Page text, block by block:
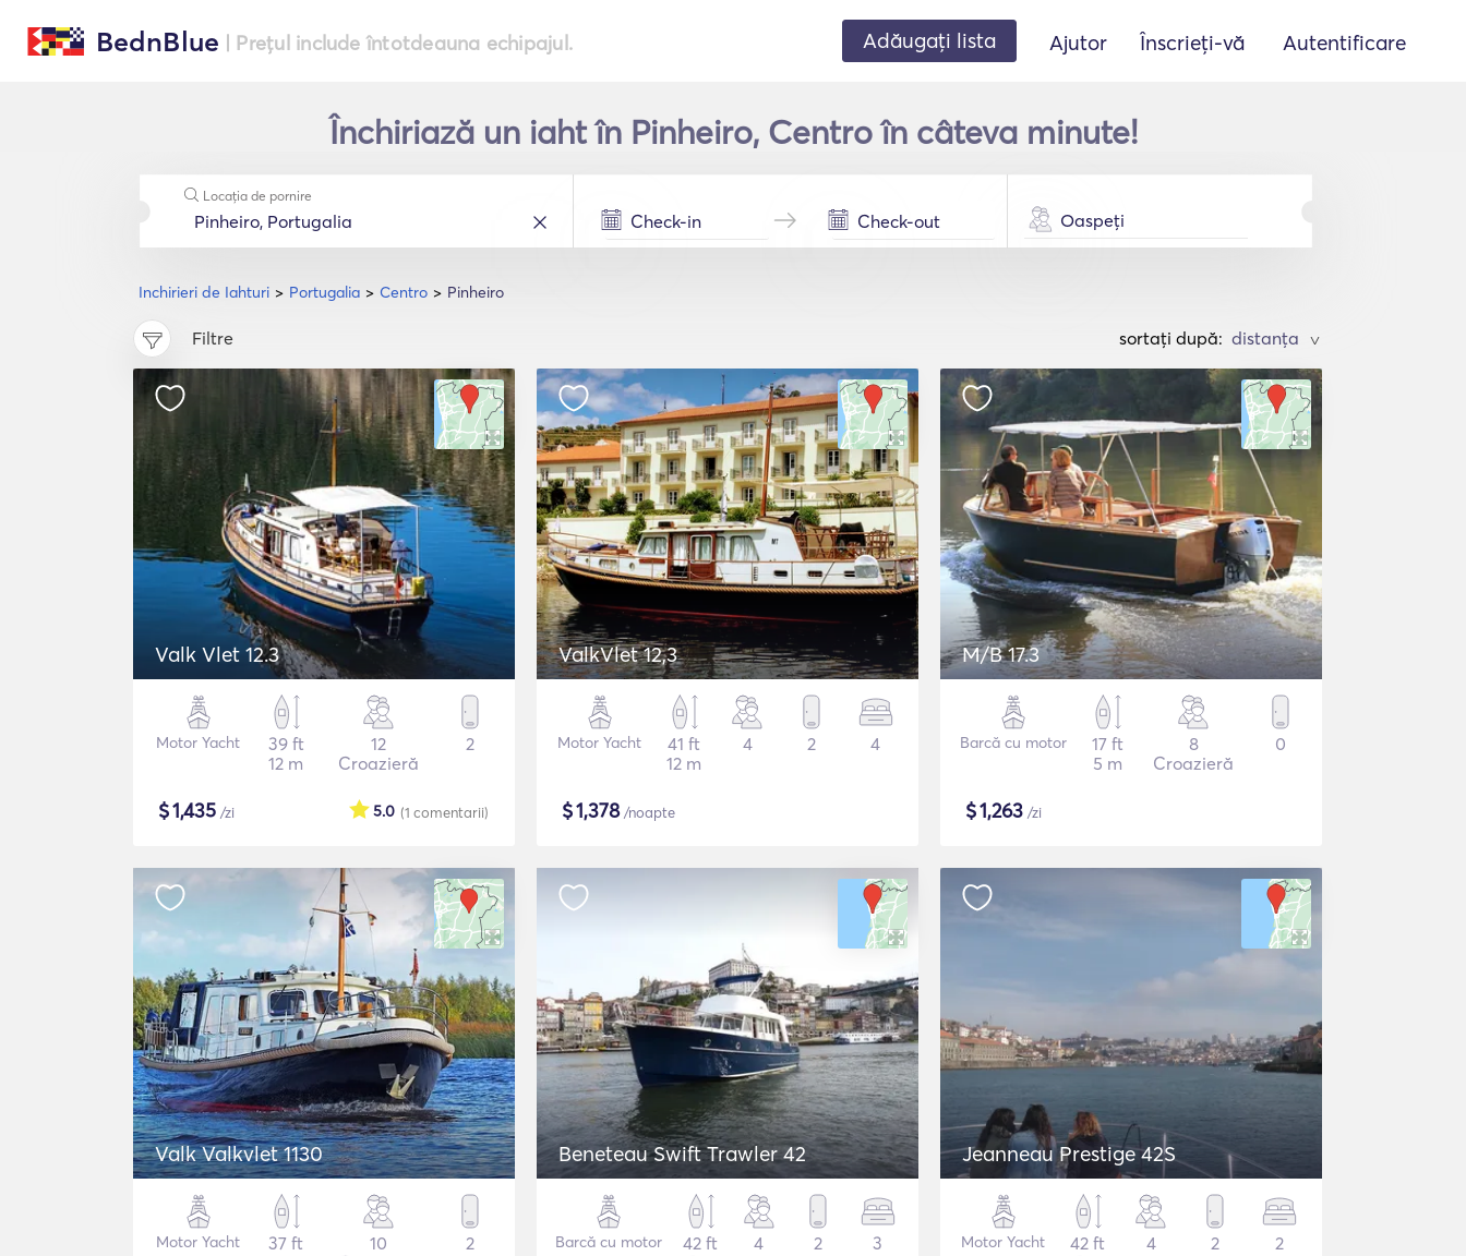
BednBlue | Prețul include întotdeauna echipajul. Adăugați lista Ajutor Înscrieți-vă Autentificare
Închiriază un iaht în Pinheiro, Centro în câteva minute!
Inchirieri de Iahturi Portugalia Centro Pinheiro
Locația de pornire
Oaspeți
Filtre sortați după: >
Valk Vlet 12.3
Motor Yacht
39 ft
12 m
12
Croazieră
2
$1,435 /zi (1 comentarii)
5.0
ValkVlet 12,3
Motor Yacht
41 ft
12 m
4 2 4
$1,378/noapte
M/B 17.3
Barcă cu motor
17 ft
5 m
8
Croazieră
0
$1,263 /zi
Valk Valkvlet 1130
Motor Yacht
37 ft
10
2
Beneteau Swift Trawler 42
Barcă cu motor
42 ft
4 2 3
Jeanneau Prestige 42S
Motor Yacht
42 ft
4 2 2